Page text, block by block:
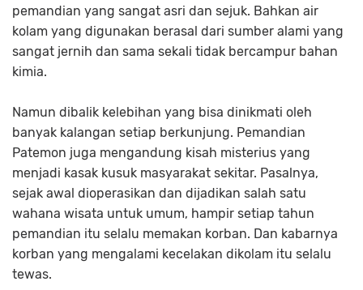
pemandian yang sangat asri dan sejuk. Bahkan air
kolam yang digunakan berasal dari sumber alami yang
sangat jernih dan sama sekali tidak bercampur bahan
kimia.
Namun dibalik kelebihan yang bisa dinikmati oleh
banyak kalangan setiap berkunjung. Pemandian
Patemon juga mengandung kisah misterius yang
menjadi kasak kusuk masyarakat sekitar. Pasalnya,
sejak awal dioperasikan dan dijadikan salah satu
wahana wisata untuk umum, hampir setiap tahun
pemandian itu selalu memakan korban. Dan kabarnya
korban yang mengalami kecelakan dikolam itu selalu
tewas.